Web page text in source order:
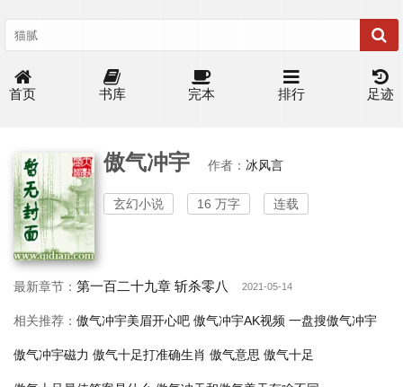
首页 书库 完本 排行 足迹
傲气冲宇 作者： 冰风言
玄幻小说 16 万字 连载
最新章节： 第一百二十九章 斩杀零八 2021-05-14
相关推荐： 傲气冲宇美眉开心吧 傲气冲宇AK视频 一盘搜傲气冲宇
傲气冲宇磁力 傲气十足打准确生肖 傲气意思 傲气十足